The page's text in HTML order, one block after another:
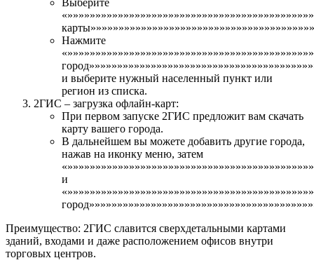
Выберите
Нажмите
и выберите нужный населенный пункт или
регион из списка.
2ГИС – загрузка офлайн-карт:
При первом запуске 2ГИС предложит вам скачать
карту вашего города.
В дальнейшем вы можете добавить другие города,
нажав на иконку меню, затем
и
Преимущество: 2ГИС славится сверхдетальными картами
зданий, входами и даже расположением офисов внутри
торговых центров.